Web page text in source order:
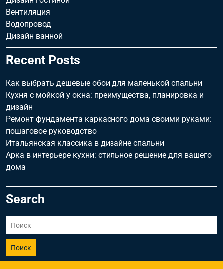
Вентиляция
Водопровод
Дизайн ванной
Recent Posts
Как выбрать дешевые обои для маленькой спальни
Кухня с мойкой у окна: преимущества, планировка и
дизайн
Ремонт фундамента каркасного дома своими руками:
пошаговое руководство
Итальянская классика в дизайне спальни
Арка в интерьере кухни: стильное решение для вашего
дома
Search
Поиск